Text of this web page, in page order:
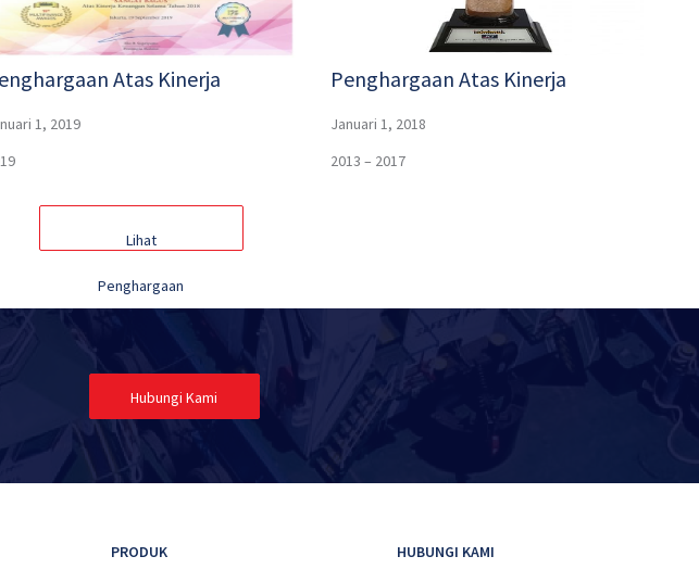
Atas Kinerja
1, 2019
Penghargaan Atas Kinerja
Januari 1, 2018
2013 – 2017
Lihat
Penghargaan
Hubungi Kami
PRODUK HUBUNGI KAMI